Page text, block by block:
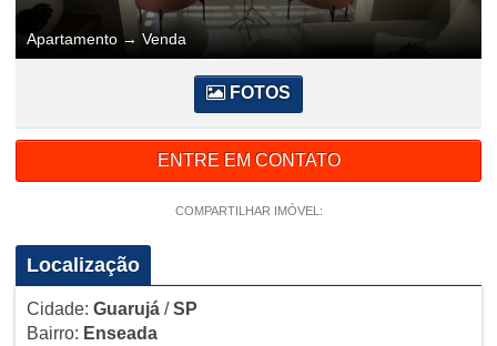
Apartamento → Venda
FOTOS
ENTRE EM CONTATO
COMPARTILHAR IMÓVEL:
Localização
Cidade: Guarujá/SP
Bairro: Enseada